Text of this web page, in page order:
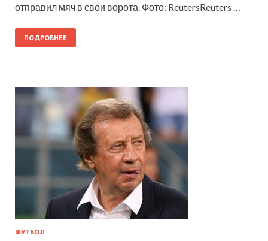
отправил мяч в свои ворота. Фото: ReutersReuters …
ПОДРОБНЕЕ
ФУТБОЛ